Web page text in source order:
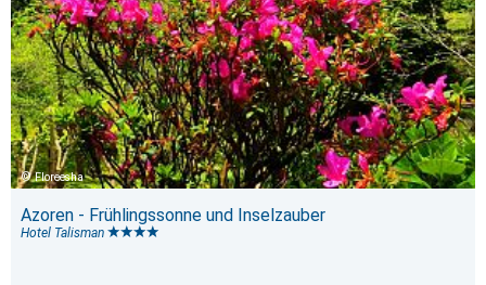
Floreesha
Azoren - Frühlingssonne und Inselzauber
Hotel Talisman